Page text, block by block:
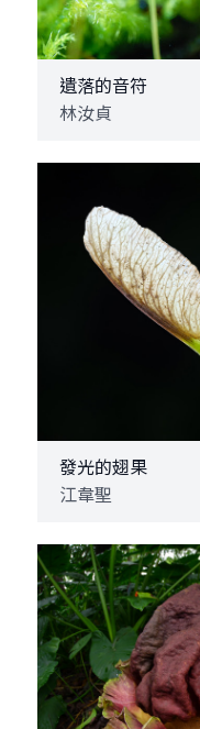
遺落的音符
林汝貞
發光的翅果
江韋聖